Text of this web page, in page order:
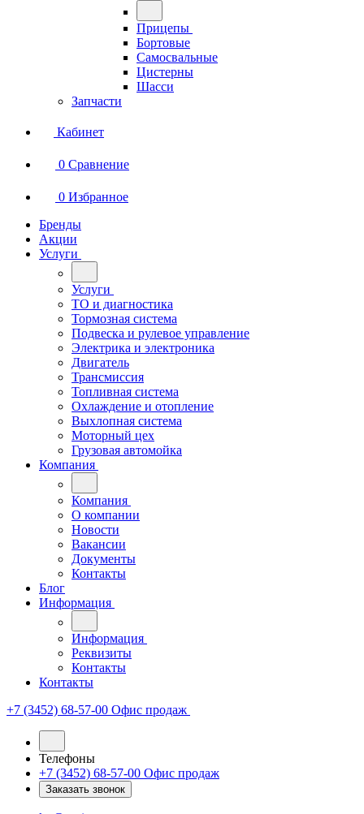
Прицепы
Бортовые
Самосвальные
Цистерны
Шасси
Запчасти
Кабинет
0 Сравнение
0 Избранное
Бренды
Акции
Услуги
Услуги
ТО и диагностика
Тормозная система
Подвеска и рулевое управление
Электрика и электроника
Двигатель
Трансмиссия
Топливная система
Охлаждение и отопление
Выхлопная система
Моторный цех
Грузовая автомойка
Компания
Компания
О компании
Новости
Вакансии
Документы
Контакты
Блог
Информация
Информация
Реквизиты
Контакты
Контакты
+7 (3452) 68-57-00 Офис продаж
Телефоны
+7 (3452) 68-57-00 Офис продаж
Заказать звонок